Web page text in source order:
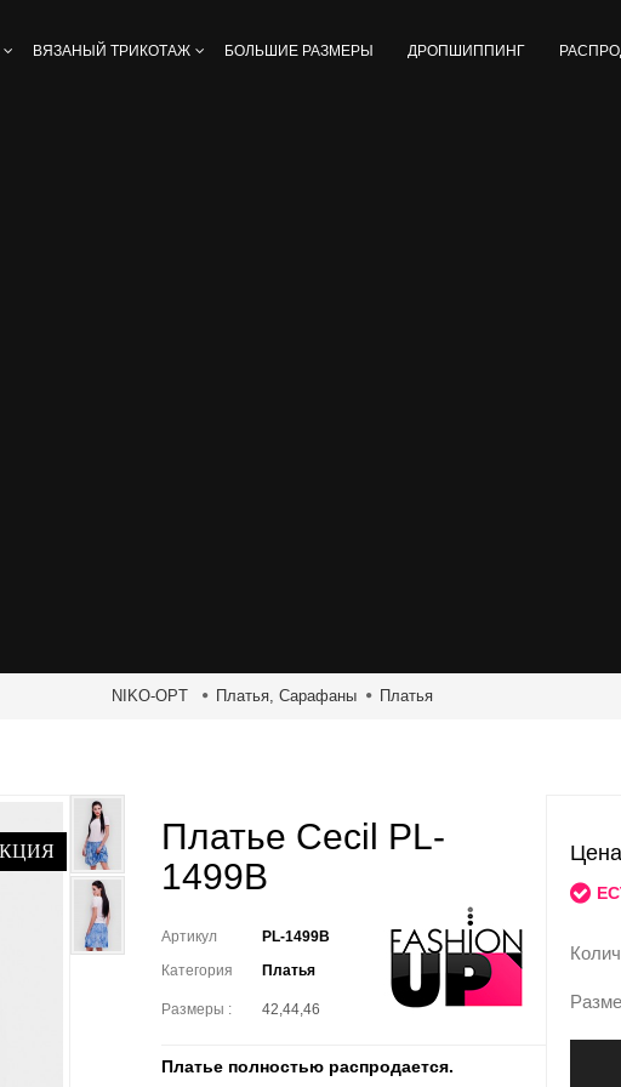
ВЯЗАНЫЙ ТРИКОТАЖ БОЛЬШИЕ РАЗМЕРЫ ДРОПШИППИНГ
NIKO-OPT Платья, Сарафаны Платья
Платье Cecil PL-
1499B
Артикул
PL-1499B
Категория
Платья
Размеры : 42,44,46
Платье полностью распродается.